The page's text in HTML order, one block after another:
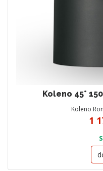
Koleno 45°
Koleno
1